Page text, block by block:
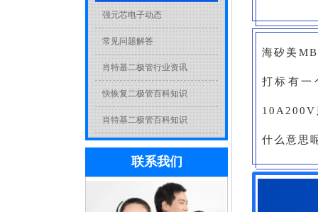
海矽美
打标有一
10A200V
什么意思
强元芯电子动态
常见问题解答
肖特基二极管行业资讯
快恢复二极管百科知识
肖特基二极管百科知识
联系我们